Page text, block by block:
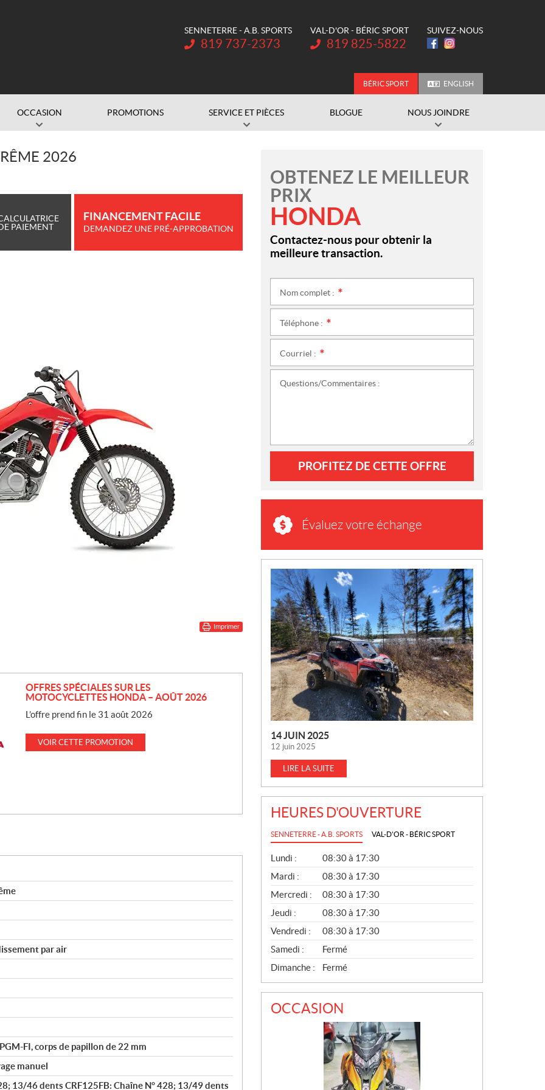
SENNETERRE - A.B. SPORTS
Téléphone :
819 737-2373
VAL-D'OR - BÉRIC SPORT
Téléphone :
819 825-5822
SUIVEZ-NOUS
BÉRIC SPORT ENGLISH
OCCASION PROMOTIONS SERVICE ET PIÈCES BLOGUE NOUS JOINDRE
2026
PAIEMENT
FINANCEMENT FACILE
DEMANDEZ UNE PRÉ-APPROBATION
Imprimer
OFFRES SPÉCIALES SUR LES
MOTOCYCLETTES HONDA – AOÛT 2026
L’offre prend fin le 31 août 2026
VOIR CETTE PROMOTION
par air
FI, corps de papillon de 22 mm
manuel
13/46 dents CRF125FB: Chaîne N° 428; 13/49 dents
OBTENEZ LE MEILLEUR
PRIX
HONDA
Contactez-nous pour obtenir la
meilleure transaction.
Nom complet :
Téléphone :
Courriel :
Questions/Commentaires :
PROFITEZ DE CETTE OFFRE
Évaluez votre échange
N
O
U
V
E
L
L
E
S
14 JUIN 2025
12 juin 2025
LIRE LA SUITE
HEURES D'OUVERTURE
SENNETERRE - A.B. SPORTS VAL-D'OR - BÉRIC SPORT
G
É
N
É
R
A
L
Lundi :
08:30 à 17:30
Mardi :
08:30 à 17:30
Mercredi :
08:30 à 17:30
Jeudi :
08:30 à 17:30
Vendredi :
08:30 à 17:30
Samedi :
Fermé
Dimanche :
Fermé
OCCASION